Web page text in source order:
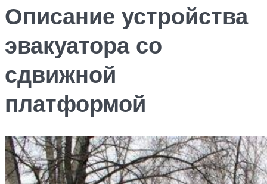
Описание устройства
эвакуатора со
сдвижной
платформой